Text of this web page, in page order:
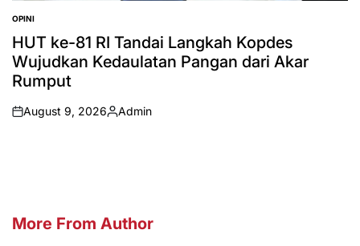
POSTED
IN
OPINI
HUT ke-81 RI Tandai Langkah Kopdes
Wujudkan Kedaulatan Pangan dari Akar
Rumput
on
August 9, 2026
Posted
Admin
More From Author